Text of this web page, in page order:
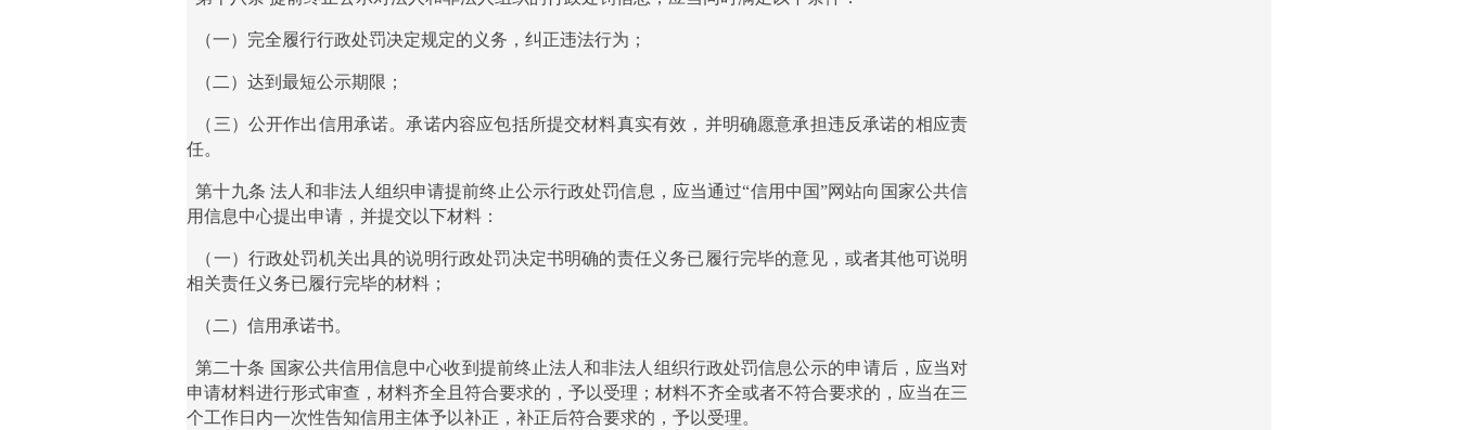
（一）完全履行行政处罚决定规定的义务，纠正违法行为；
（二）达到最短公示期限；
（三）公开作出信用承诺。承诺内容应包括所提交材料真实有效，并明确愿意承担违反承诺的相应责
任。
第十九条 法人和非法人组织申请提前终止公示行政处罚信息，应当通过“信用中国”网站向国家公共信
用信息中心提出申请，并提交以下材料：
（一）行政处罚机关出具的说明行政处罚决定书明确的责任义务已履行完毕的意见，或者其他可说明
相关责任义务已履行完毕的材料；
（二）信用承诺书。
第二十条 国家公共信用信息中心收到提前终止法人和非法人组织行政处罚信息公示的申请后，应当对
申请材料进行形式审查，材料齐全且符合要求的，予以受理；材料不齐全或者不符合要求的，应当在三
个工作日内一次性告知信用主体予以补正，补正后符合要求的，予以受理。